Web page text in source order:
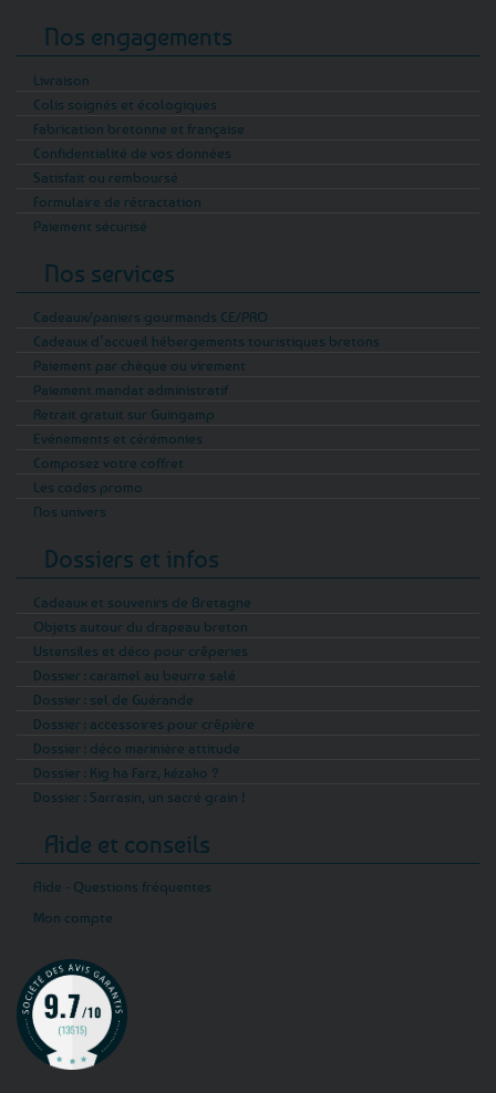
Nos engagements
Livraison
Colis soignés et écologiques
Fabrication bretonne et française
Confidentialité de vos données
Satisfait ou remboursé
Formulaire de rétractation
Paiement sécurisé
Nos services
Cadeaux/paniers gourmands CE/PRO
Cadeaux d’accueil hébergements touristiques bretons
Paiement par chèque ou virement
Paiement mandat administratif
Retrait gratuit sur Guingamp
Evénements et cérémonies
Composez votre coffret
Les codes promo
Nos univers
Dossiers et infos
Cadeaux et souvenirs de Bretagne
Objets autour du drapeau breton
Ustensiles et déco pour crêperies
Dossier : caramel au beurre salé
Dossier : sel de Guérande
Dossier : accessoires pour crêpière
Dossier : déco marinière attitude
Dossier : Kig ha Farz, kézako ?
Dossier : Sarrasin, un sacré grain !
Aide et conseils
Aide - Questions fréquentes
Mon compte